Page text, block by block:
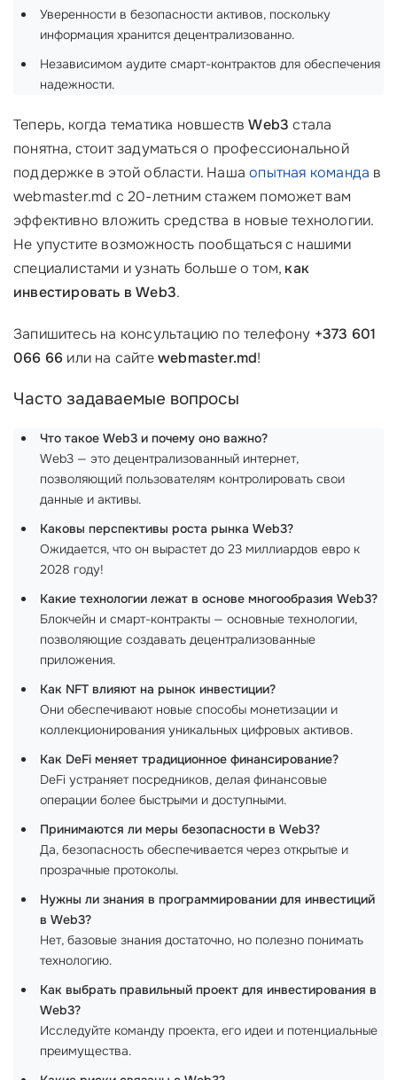
Уверенности в безопасности активов, поскольку
информация хранится децентрализованно.
Независимом аудите смарт-контрактов для обеспечения
надежности.
Теперь, когда тематика новшествWeb3 стала
понятна, стоит задуматься о профессиональной
поддержке в этой области. Нашаопытная команда в
webmaster.md с 20-летним стажем поможет вам
эффективно вложить средства в новые технологии.
Не упустите возможность пообщаться с нашими
специалистами и узнать больше о том, как
инвестировать в Web3.
Запишитесь на консультацию по телефону +373 601
066 66 или на сайтеwebmaster.md!
Часто задаваемые вопросы
Что такое Web3 и почему оно важно?
Web3 — это децентрализованный интернет,
позволяющий пользователям контролировать свои
данные и активы.
Каковы перспективы роста рынка Web3?
Ожидается, что он вырастет до 23 миллиардов евро к
2028 году!
Какие технологии лежат в основе многообразия Web3?
Блокчейн и смарт-контракты — основные технологии,
позволяющие создавать децентрализованные
приложения.
Как NFT влияют на рынок инвестиции?
Они обеспечивают новые способы монетизации и
коллекционирования уникальных цифровых активов.
Как DeFi меняет традиционное финансирование?
DeFi устраняет посредников, делая финансовые
операции более быстрыми и доступными.
Принимаются ли меры безопасности в Web3?
Да, безопасность обеспечивается через открытые и
прозрачные протоколы.
Нужны ли знания в программировании для инвестиций
в Web3?
Нет, базовые знания достаточно, но полезно понимать
технологию.
Как выбрать правильный проект для инвестирования в
Web3?
Исследуйте команду проекта, его идеи и потенциальные
преимущества.